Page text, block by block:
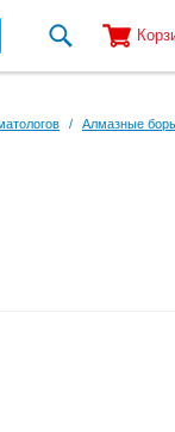
/ Алмазные